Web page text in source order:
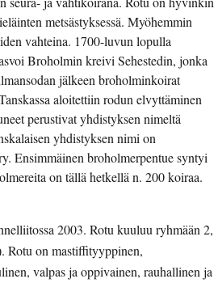
metsästyksessä. Myöhemmin
vahteina. 1700-luvun lopulla
Broholmin kreivi Sehestedin, jonka
jälkeen broholminkoirat
aloitettiin rodun elvyttäminen
perustivat yhdistyksen nimeltä
yhdistyksen nimi on
Ensimmäinen broholmerpentue syntyi
on tällä hetkellä n. 200 koiraa.
2003. Rotu kuuluu ryhmään 2,
Rotu on mastiffityyppinen,
valpas ja oppivainen, rauhallinen ja